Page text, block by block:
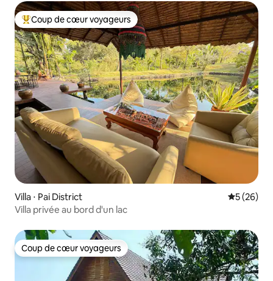
Coups de cœur voyageurs les plus appréciés
Coup de cœur voyageurs
Villa ⋅ Pai District
5 (26)
Villa privée au bord d'un lac
Coup de cœur voyageurs
Coup de cœur voyageurs